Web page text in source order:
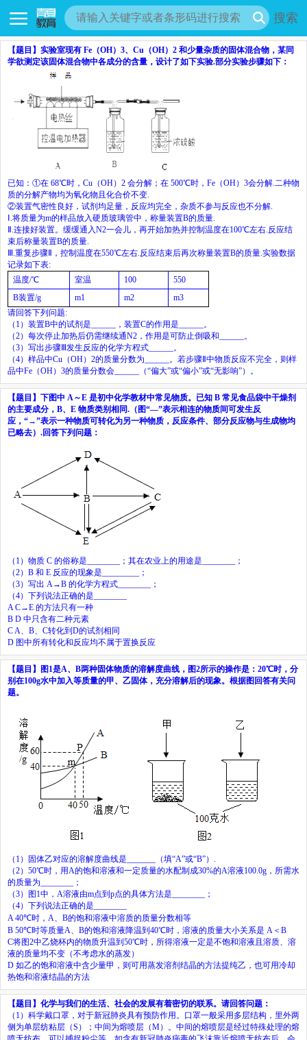
搜索
【题目】 实验室现有 Fe （OH） 3、 Cu （OH） 2 和少量杂质的固体混合物，某同
学欲测定该固体混合物中各成分的含量，设计了如下实验.部分实验步骤如下：
已知：①在 68℃时， Cu （OH） 2 会分解；在 500℃时， Fe （OH） 3会分解 二种物
质的分解产物均为氧化物且化合价不变
②装置气密性良好，试剂均足量，反应均完全，杂质不参与反应也不分解
Ⅰ 将质量为m的样品放入硬质玻璃管中，称量装置B的质量
Ⅱ 连接好装置。缓缓通入 N2一会儿，再开始加热并控制温度在100℃左右 反应结
束后称量装置B的质量
Ⅲ 重复步骤Ⅱ，控制温度在550℃左右 反应结束后再次称量装置B的质量 实验数据
记录如下表:
温度/℃ 室温 100
550
B装置/g m1 m2 m3
请回答下列问题:
（ 1 ）装置B中的试剂是 ，装置C的作用是
。
（2）每次停止加热后仍需继续通N2 ，作用是可防止倒吸和
。
（3）写出步骤Ⅲ发生反应的化学方程式
。
（4）样品中Cu （OH） 2的质量分数为
。若步骤Ⅱ中物质反应不完全，则样
品中Fe （OH） 3的质量分数会 （“偏大”或“偏小”或“无影响”）。
【题目】 下图中 A ～E 是初中化学教材中常见物质。已知 B 常见食品袋中干燥剂
的主要成分， B、 E 物质类别相同. （图“—”表示相连的物质间可发生反
应， “→”表示一种物质可转化为另一种物质，反应条件、部分反应物与生成物均
已略去） .回答下列问题：
（ 1 ）物质 C 的俗称是 ；其在农业上的用途是
；
（2） B 和 E 反应的现象是
；
（3）写出 A→B 的化学方程式
；
（4）下列说法正确的是
A C→E 的方法只有一种
B D 中只含有二种元素
C A
B C转化到D的试剂相同
D 图中所有转化和反应均不属于置换反应
【题目】 图1是A、 B两种固体物质的溶解度曲线，图2所示的操作是： 20℃时，分
别在100g水中加入等质量的甲、乙固体，充分溶解后的现象。根据图回答有关问
题。
（ 1 ）固体乙对应的溶解度曲线是 （填“A”或“B”）
（2） 50℃时，用A的饱和溶液和一定质量的水配制成30%的A溶液100.0g ，所需水
的质量为
；
（3）图1中， A溶液由m点到p点的具体方法是
；
（4）下列说法正确的是
A 40℃时， A B的饱和溶液中溶质的质量分数相等
B 50℃时等质量A B的饱和溶液降温到40℃时，溶液的质量大小关系是 A ＜ B
C将图2中乙烧杯内的物质升温到50℃时，所得溶液一定是不饱和溶液且溶质、溶
液的质量均不变（不考虑水的蒸发）
D 如乙的饱和溶液中含少量甲，则可用蒸发溶剂结晶的方法提纯乙，也可用冷却
热饱和溶液结晶的方法
【题目】 化学与我们的生活、社会的发展有着密切的联系。请回答问题：
（ 1 ）科学戴口罩，对于新冠肺炎具有预防作用。口罩一般采用多层结构，里外两
侧为单层纺粘层（S ）；中间为熔喷层（M）。中间的熔喷层是经过特殊处理的熔